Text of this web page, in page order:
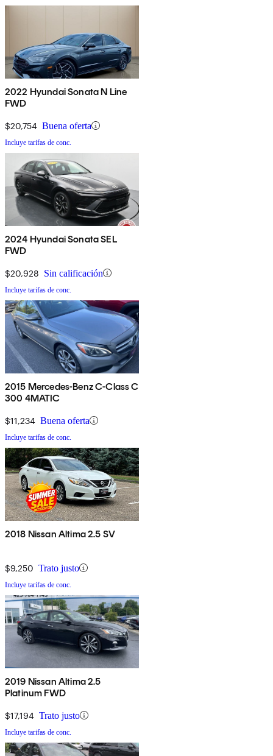
2022 Hyundai Sonata N Line
FWD
$20,754 Buena oferta
Incluye tarifas de conc.
2024 Hyundai Sonata SEL
FWD
$20,928 Sin calificación
Incluye tarifas de conc.
2015 Mercedes-Benz C-Class C
300 4MATIC
$11,234 Buena oferta
Incluye tarifas de conc.
2018 Nissan Altima 2.5 SV
$9,250 Trato justo
Incluye tarifas de conc.
2019 Nissan Altima 2.5
Platinum FWD
$17,194 Trato justo
Incluye tarifas de conc.